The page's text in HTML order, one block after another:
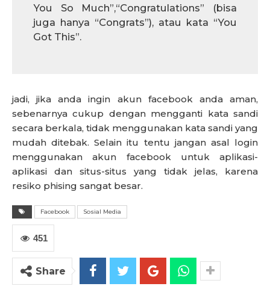
You So Much”,“Congratulations” (bisa
juga hanya “Congrats”), atau kata “You
Got This”.
jadi, jika anda ingin akun facebook anda aman,
sebenarnya cukup dengan mengganti kata sandi
secara berkala, tidak menggunakan kata sandi yang
mudah ditebak. Selain itu tentu jangan asal login
menggunakan akun facebook untuk aplikasi-
aplikasi dan situs-situs yang tidak jelas, karena
resiko phising sangat besar.
Facebook Sosial Media
451
Share